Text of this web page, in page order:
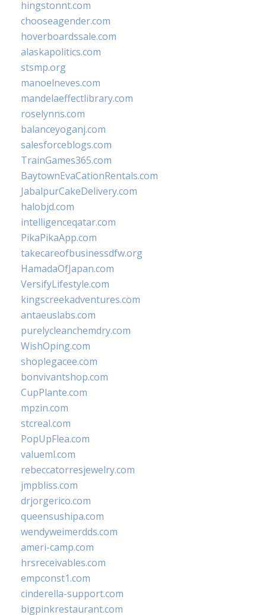
hingstonnt.com
chooseagender.com
hoverboardssale.com
alaskapolitics.com
stsmp.org
manoelneves.com
mandelaeffectlibrary.com
roselynns.com
balanceyoganj.com
salesforceblogs.com
TrainGames365.com
BaytownEvaCationRentals.com
JabalpurCakeDelivery.com
halobjd.com
intelligenceqatar.com
PikaPikaApp.com
takecareofbusinessdfw.org
HamadaOfJapan.com
VersifyLifestyle.com
kingscreekadventures.com
antaeuslabs.com
purelycleanchemdry.com
WishOping.com
shoplegacee.com
bonvivantshop.com
CupPlante.com
mpzin.com
stcreal.com
PopUpFlea.com
valueml.com
rebeccatorresjewelry.com
jmpbliss.com
drjorgerico.com
queensushipa.com
wendyweimerdds.com
ameri-camp.com
hrsreceivables.com
empconst1.com
cinderella-support.com
bigpinkrestaurant.com